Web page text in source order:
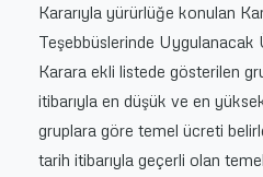
Kararıyla yürürlüğe konulan
Teşebbüslerinde
Karara ekli listede gösterilen
itibarıyla en düşük ve en
gruplara göre temel ücreti
tarih itibarıyla geçerli olan